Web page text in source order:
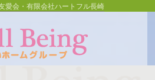
愛会・有限会社ハートフル長崎